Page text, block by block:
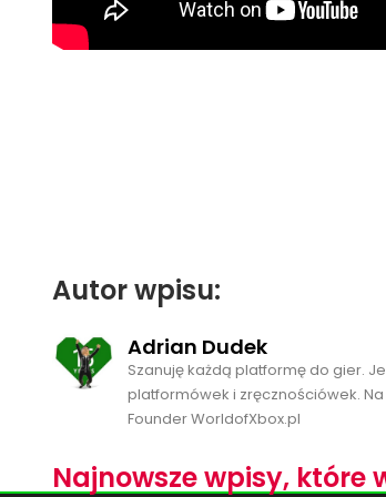
Autor wpisu:
Adrian Dudek
Szanuję każdą platformę do gier.
platformówek i zręcznościówek.
Founder WorldofXbox.pl
Najnowsze wpisy, które